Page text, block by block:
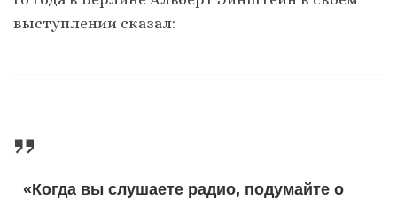
выступлении сказал:
«Когда вы слушаете радио, подумайте о